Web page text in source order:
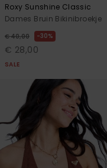
Roxy Sunshine Classic
Dames Bruin Bikinibroekje
€ 40,00 30%
€ 28,00
SALE